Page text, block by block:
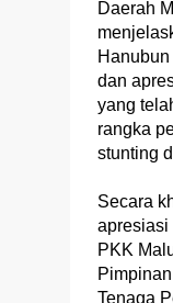
Daerah
dan
yang
rangka
stunting
Secara
apresiasi
PKK
Tenaga